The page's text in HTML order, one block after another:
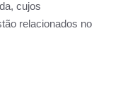
cujos
relacionados no